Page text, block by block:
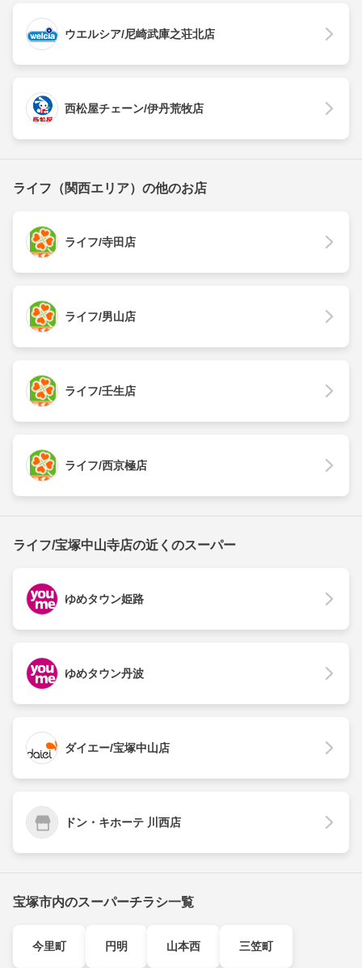
ウエルシア/尼崎武庫之荘北店
西松屋チェーン/伊丹荒牧店
ライフ（関西エリア）の他のお店
ライフ/寺田店
ライフ/男山店
ライフ/壬生店
ライフ/西京極店
ライフ/宝塚中山寺店の近くのスーパー
ゆめタウン姫路
ゆめタウン丹波
ダイエー/宝塚中山店
ドン・キホーテ 川西店
宝塚市内のスーパーチラシ一覧
今里町 円明 山本西 三笠町